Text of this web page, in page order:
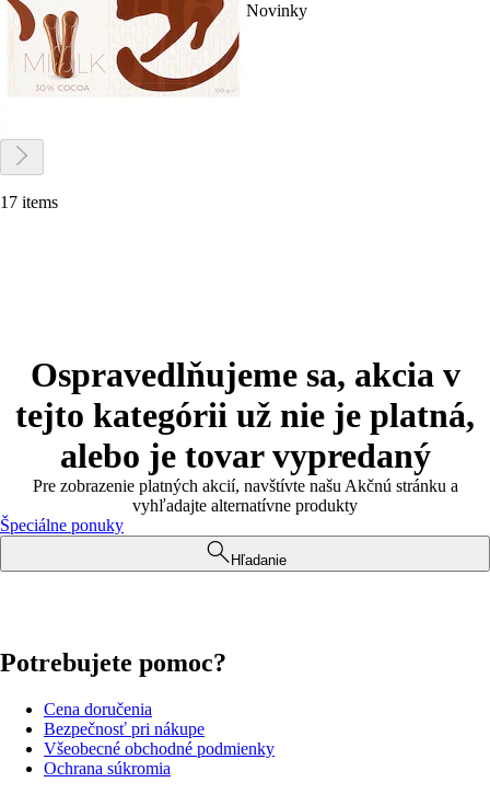
Novinky
17 items
Ospravedlňujeme sa, akcia v
tejto kategórii už nie je platná,
alebo je tovar vypredaný
Pre zobrazenie platných akcií, navštívte našu Akčnú stránku a
vyhľadajte alternatívne produkty
Špeciálne ponuky
Hľadanie
Potrebujete pomoc?
Cena doručenia
Bezpečnosť pri nákupe
Všeobecné obchodné podmienky
Ochrana súkromia